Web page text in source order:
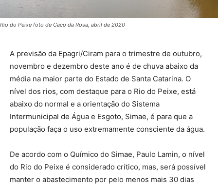
Rio do Peixe foto de Caco da Rosa, abril de 2020
A previsão da Epagri/Ciram para o trimestre de outubro,
novembro e dezembro deste ano é de chuva abaixo da
média na maior parte do Estado de Santa Catarina. O
nível dos rios, com destaque para o Rio do Peixe, está
abaixo do normal e a orientação do Sistema
Intermunicipal de Água e Esgoto, Simae, é para que a
população faça o uso extremamente consciente da água.
De acordo com o Químico do Simae, Paulo Lamin, o nível
do Rio do Peixe é considerado crítico, mas, será possível
manter o abastecimento por pelo menos mais 30 dias